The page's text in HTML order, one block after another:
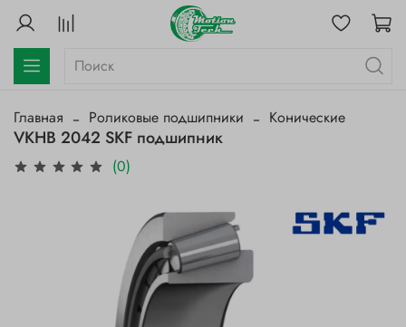
Главная Роликовые подшипники Конические
VKHB 2042 SKF подшипник
(0)